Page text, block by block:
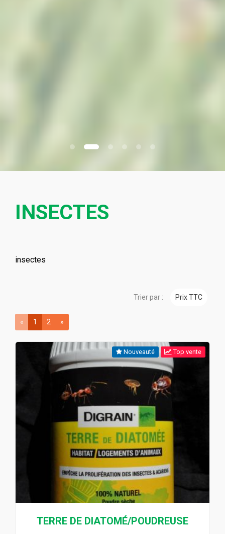
INSECTES
insectes
Trier par : Prix TTC
« 1 2 »
Nouveauté Top vente
TERRE DE DIATOMÉ/POUDREUSE